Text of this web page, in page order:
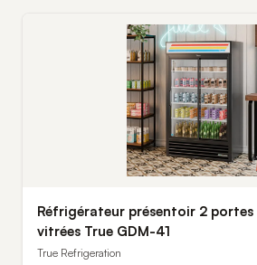
Réfrigérateur présentoir 2
vitrées True GDM-41
True Refrigeration